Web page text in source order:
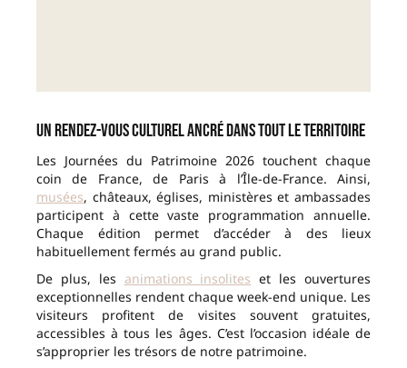
Un rendez-vous culturel ancré dans tout le territoire
Les Journées du Patrimoine 2026 touchent chaque
coin de France, de Paris à l’Île-de-France. Ainsi,
musées, châteaux, églises, ministères et ambassades
participent à cette vaste programmation annuelle.
Chaque édition permet d’accéder à des lieux
habituellement fermés au grand public.
De plus, les animations insolites et les ouvertures
exceptionnelles rendent chaque week-end unique. Les
visiteurs profitent de visites souvent gratuites,
accessibles à tous les âges. C’est l’occasion idéale de
s’approprier les trésors de notre patrimoine.